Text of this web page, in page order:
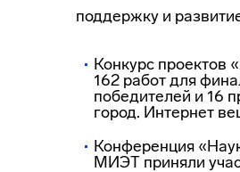
поддержку и
Конкурс проектов
162 работ для
победителей и 16
город. Интернет
Конференция
МИЭТ приняли